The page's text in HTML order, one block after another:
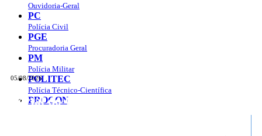
05/08/2026
Portal do Governo do
Ouvidoria-Geral
PC
Polícia Civil
PGE
Procuradoria Geral
PM
Polícia Militar
POLITEC
Polícia Técnico-Científica
PROCON